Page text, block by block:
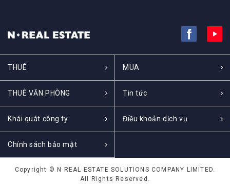
THUÊ MUA
THUÊ VĂN PHÒNG Tin tức
Khái quát công ty Điều khoản dịch vụ
Chính sách bảo mật
Copyright © N REAL ESTATE SOLUTIONS COMPANY LIMITED.
All Rights Reserved.